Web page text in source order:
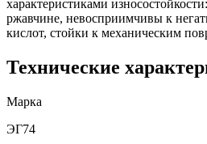
характеристиками
ржавчине, невосприимчивы к
кислот, стойки к механическим
Технические
Марка
ЭГ74